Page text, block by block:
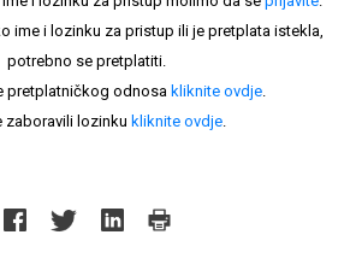
ime i lozinku za pristup ili je pretplata istekla,
potrebno se pretplatiti.
pretplatničkog odnosa kliknite ovdje.
zaboravili lozinku kliknite ovdje.